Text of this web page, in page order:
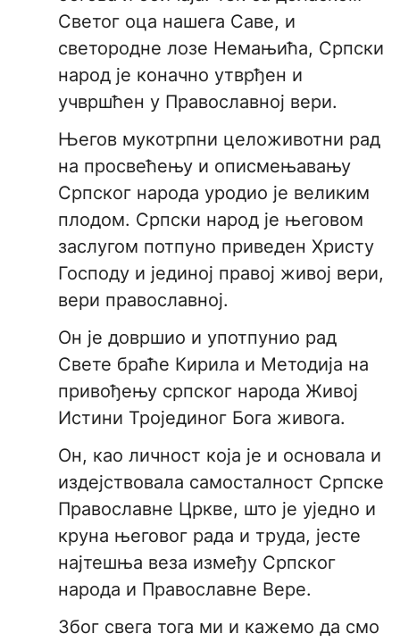
Светог оца нашега Саве, и
светородне лозе Немањића, Српски
народ је коначно утврђен и
учвршћен у Православној вери.
Његов мукотрпни целоживотни рад
на просвећењу и описмењавању
Српског народа уродио је великим
плодом. Српски народ је његовом
заслугом потпуно приведен Христу
Господу и јединој правој живој вери,
вери православној.
Он је довршио и употпунио рад
Свете браће Кирила и Методија на
привођењу српског народа Живој
Истини Тројединог Бога живога.
Он, као личност која је и основала и
издејствовала самосталност Српске
Православне Цркве, што је уједно и
круна његовог рада и труда, јесте
најтешња веза између Српског
народа и Православне Вере.
Због свега тога ми и кажемо да смо